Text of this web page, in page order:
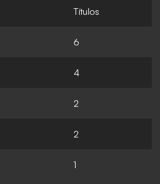
Títulos
6
4
2
2
1